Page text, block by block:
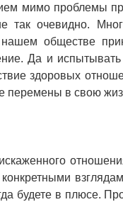
мимо проблемы
так очевидно.
обществе
Да и испытывать
здоровых
перемены в свою
будете в плюсе.